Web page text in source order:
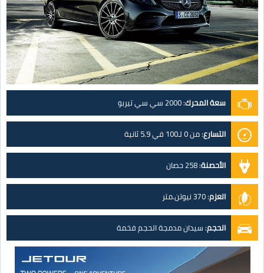
سعة المحرك:2000 سي سي تيربو
التسارع:من 0 لـ100 في 5.9 ثانية
الأحصنة:258 حصان
العزم:370 نيوتن.متر
الحجم:سيدان مدمجة الحجم فخمة